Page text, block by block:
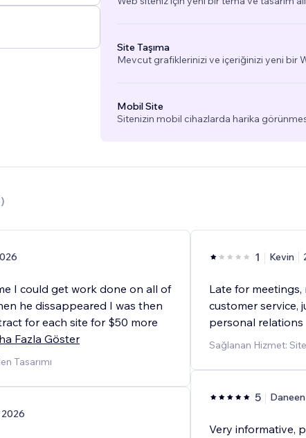
Site Taşıma
Mevcut grafiklerinizi ve içeriğinizi yeni bir
Mobil Site
Sitenizin mobil cihazlarda harika
)
I could get work done on all of
he dissappeared I was then
for each site for $50 more
Fazla Göster
Tasarımı
1 Kevin
Late for
customer service,
personal relations
Sağlanan Hizmet:
5 Daneen
Very informative,